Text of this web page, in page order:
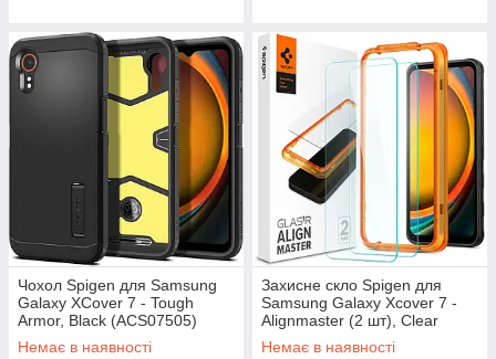
Чохол Spigen для Samsung
Galaxy XCover 7 - Tough
Armor, Black (ACS07505)
Немає в наявності
Захисне скло Spigen для
Samsung Galaxy Xcover 7 -
Alignmaster (2 шт), Clear
(AGL07581)
Немає в наявності